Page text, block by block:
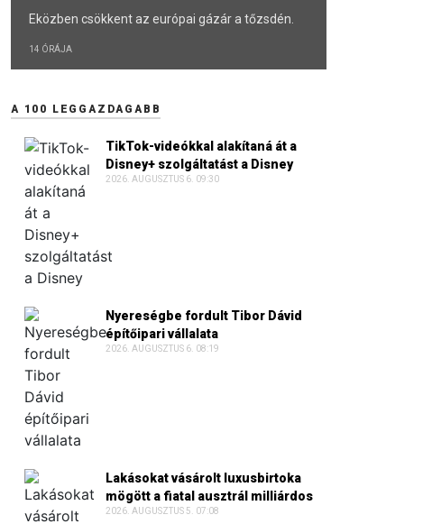
Eközben csökkent az európai gázár a tőzsdén.
14 ÓRÁJA
A 100 LEGGAZDAGABB
TikTok-videókkal alakítaná át a
Disney+ szolgáltatást a Disney
2026. AUGUSZTUS 6. 09:30
Nyereségbe fordult Tibor Dávid
építőipari vállalata
2026. AUGUSZTUS 6. 08:19
Lakásokat vásárolt luxusbirtoka
mögött a fiatal ausztrál milliárdos
2026. AUGUSZTUS 5. 07:08